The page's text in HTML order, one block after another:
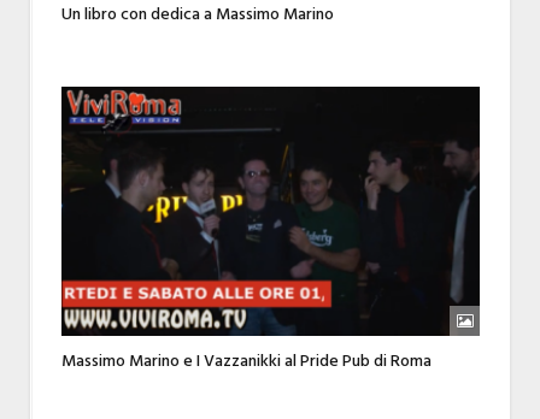
Un libro con dedica a Massimo Marino
Massimo Marino e I Vazzanikki al Pride Pub di Roma